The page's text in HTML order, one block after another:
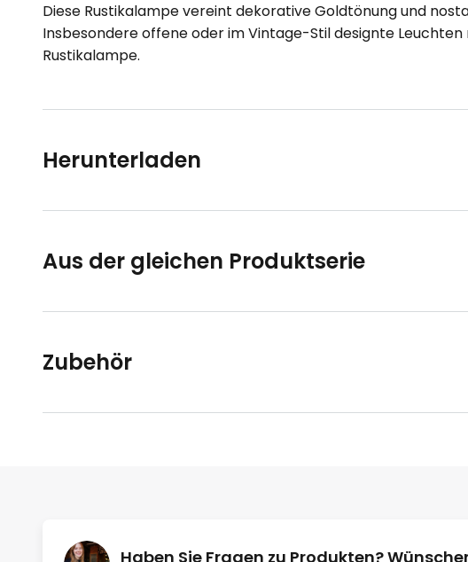
Diese Rustikalampe vereint dekorative Goldtönung und
Insbesondere offene oder im Vintage-Stil designte
Rustikalampe.
Herunterladen
Aus der gleichen Produktserie
Zubehör
Haben Sie Fragen zu Produkten?